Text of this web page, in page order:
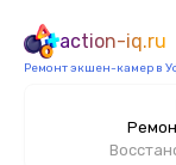
action-iq.ru
Ремонт экшен-камер в